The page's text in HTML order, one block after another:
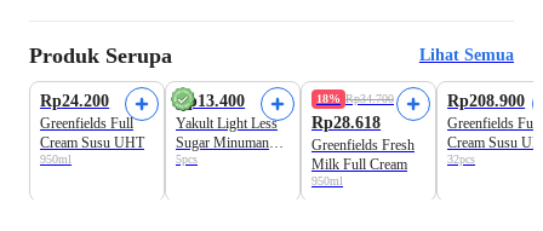
Produk Serupa Lihat Semua
Rp24.200
Greenfields Full
Cream Susu UHT
950ml
Rp13.400
Yakult Light Less
Sugar Minuman
Probiotik
5pcs
18% Rp34.700
Rp28.618
Greenfields Fresh
Milk Full Cream
950ml
Rp208.900
Greenfields Full
Cream Susu
200 ml
32pcs